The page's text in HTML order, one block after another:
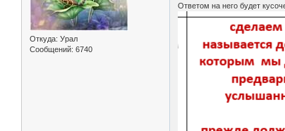
Откуда: Урал
Сообщений: 6740
Ответом на него будет